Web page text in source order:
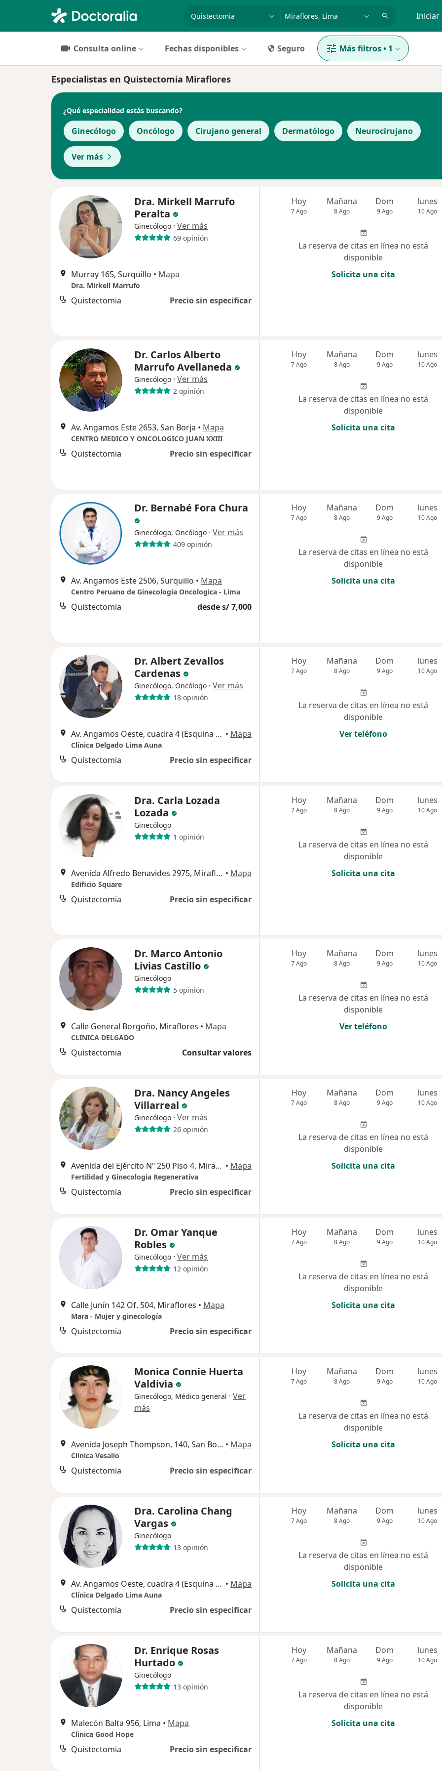
Iniciar
Consulta online Fechas disponibles Seguro Más filtros• 1
Especialistas en Quistectomia Miraflores
¿Qué especialidad estás buscando?
Ginecólogo Oncólogo Cirujano general Dermatólogo Neurocirujano
Ver más
Dra. Mirkell Marrufo
Peralta
Ginecólogo · Ver más
69 opinión
Murray 165, Surquillo • Mapa
Dra. Mirkell Marrufo
Quistectomia Precio sin especificar
Hoy
7 Ago
Mañana
8 Ago
Dom
9 Ago
lunes
10 Ago
La reserva de citas en línea no está
disponible
Solicita una cita
Dr. Carlos Alberto
Marrufo Avellaneda
Ginecólogo · Ver más
2 opinión
Av. Angamos Este 2653, San Borja • Mapa
CENTRO MEDICO Y ONCOLOGICO JUAN XXIII
Quistectomia Precio sin especificar
Hoy
7 Ago
Mañana
8 Ago
Dom
9 Ago
lunes
10 Ago
La reserva de citas en línea no está
disponible
Solicita una cita
Dr. Bernabé Fora Chura
Ginecólogo, Oncólogo · Ver más
409 opinión
Av. Angamos Este 2506, Surquillo • Mapa
Centro Peruano de Ginecologia Oncologica - Lima
Quistectomia desde s/ 7,000
Hoy
7 Ago
Mañana
8 Ago
Dom
9 Ago
lunes
10 Ago
La reserva de citas en línea no está
disponible
Solicita una cita
Dr. Albert Zevallos
Cardenas
Ginecólogo, Oncólogo · Ver más
18 opinión
Av. Angamos Oeste, cuadra 4 (Esquina con la calle General Borgoño), Miraflores • Mapa
Clínica Delgado Lima Auna
Quistectomia Precio sin especificar
Hoy
7 Ago
Mañana
8 Ago
Dom
9 Ago
lunes
10 Ago
La reserva de citas en línea no está
disponible
Ver teléfono
Dra. Carla Lozada
Lozada
Ginecólogo
1 opinión
Avenida Alfredo Benavides 2975, Miraflores • Mapa
Edificio Square
Quistectomia Precio sin especificar
Hoy
7 Ago
Mañana
8 Ago
Dom
9 Ago
lunes
10 Ago
La reserva de citas en línea no está
disponible
Solicita una cita
Dr. Marco Antonio
Livias Castillo
Ginecólogo
5 opinión
Calle General Borgoño, Miraflores • Mapa
CLINICA DELGADO
Quistectomia Consultar valores
Hoy
7 Ago
Mañana
8 Ago
Dom
9 Ago
lunes
10 Ago
La reserva de citas en línea no está
disponible
Ver teléfono
Dra. Nancy Angeles
Villarreal
Ginecólogo · Ver más
26 opinión
Avenida del Ejército Nº 250 Piso 4, Miraflores • Mapa
Fertilidad y Ginecologia Regenerativa
Quistectomia Precio sin especificar
Hoy
7 Ago
Mañana
8 Ago
Dom
9 Ago
lunes
10 Ago
La reserva de citas en línea no está
disponible
Solicita una cita
Dr. Omar Yanque
Robles
Ginecólogo · Ver más
12 opinión
Calle Junín 142 Of. 504, Miraflores • Mapa
Mara - Mujer y ginecología
Quistectomia Precio sin especificar
Hoy
7 Ago
Mañana
8 Ago
Dom
9 Ago
lunes
10 Ago
La reserva de citas en línea no está
disponible
Solicita una cita
Monica Connie Huerta
Valdivia
Ginecólogo, Médico general · Ver
más
Avenida Joseph Thompson, 140, San Borja • Mapa
Clinica Vesalio
Quistectomia Precio sin especificar
Hoy
7 Ago
Mañana
8 Ago
Dom
9 Ago
lunes
10 Ago
La reserva de citas en línea no está
disponible
Solicita una cita
Dra. Carolina Chang
Vargas
Ginecólogo
13 opinión
Av. Angamos Oeste, cuadra 4 (Esquina con la calle General Borgoño), Miraflores • Mapa
Clínica Delgado Lima Auna
Quistectomia Precio sin especificar
Hoy
7 Ago
Mañana
8 Ago
Dom
9 Ago
lunes
10 Ago
La reserva de citas en línea no está
disponible
Solicita una cita
Dr. Enrique Rosas
Hurtado
Ginecólogo
13 opinión
Malecón Balta 956, Lima • Mapa
Clinica Good Hope
Quistectomia Precio sin especificar
Hoy
7 Ago
Mañana
8 Ago
Dom
9 Ago
lunes
10 Ago
La reserva de citas en línea no está
disponible
Solicita una cita